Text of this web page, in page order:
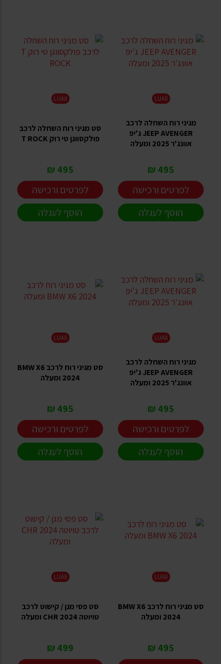
LUAII
מגיני רוח השחלה לרכב
JEEP AVENGER ג'יפ
אוונג'ר 2025 ומעלה
495 ₪
לפרטים ורכישה
הוסף לעגלה
LUAII
סט מגיני רוח השחלה לרכב
פולקסווגן טי רוק T ROCK
495 ₪
לפרטים ורכישה
הוסף לעגלה
LUAII
מגיני רוח השחלה לרכב
JEEP AVENGER ג'יפ
אוונג'ר 2025 ומעלה
495 ₪
לפרטים ורכישה
הוסף לעגלה
LUAII
סט מגיני רוח לרכב BMW X6
2024 ומעלה
495 ₪
לפרטים ורכישה
הוסף לעגלה
LUAII
סט מגיני רוח לרכב BMW X6
2024 ומעלה
495 ₪
LUAII
סט פסי מגן / קישוט לרכב
טויוטה CHR 2024 ומעלה
499 ₪